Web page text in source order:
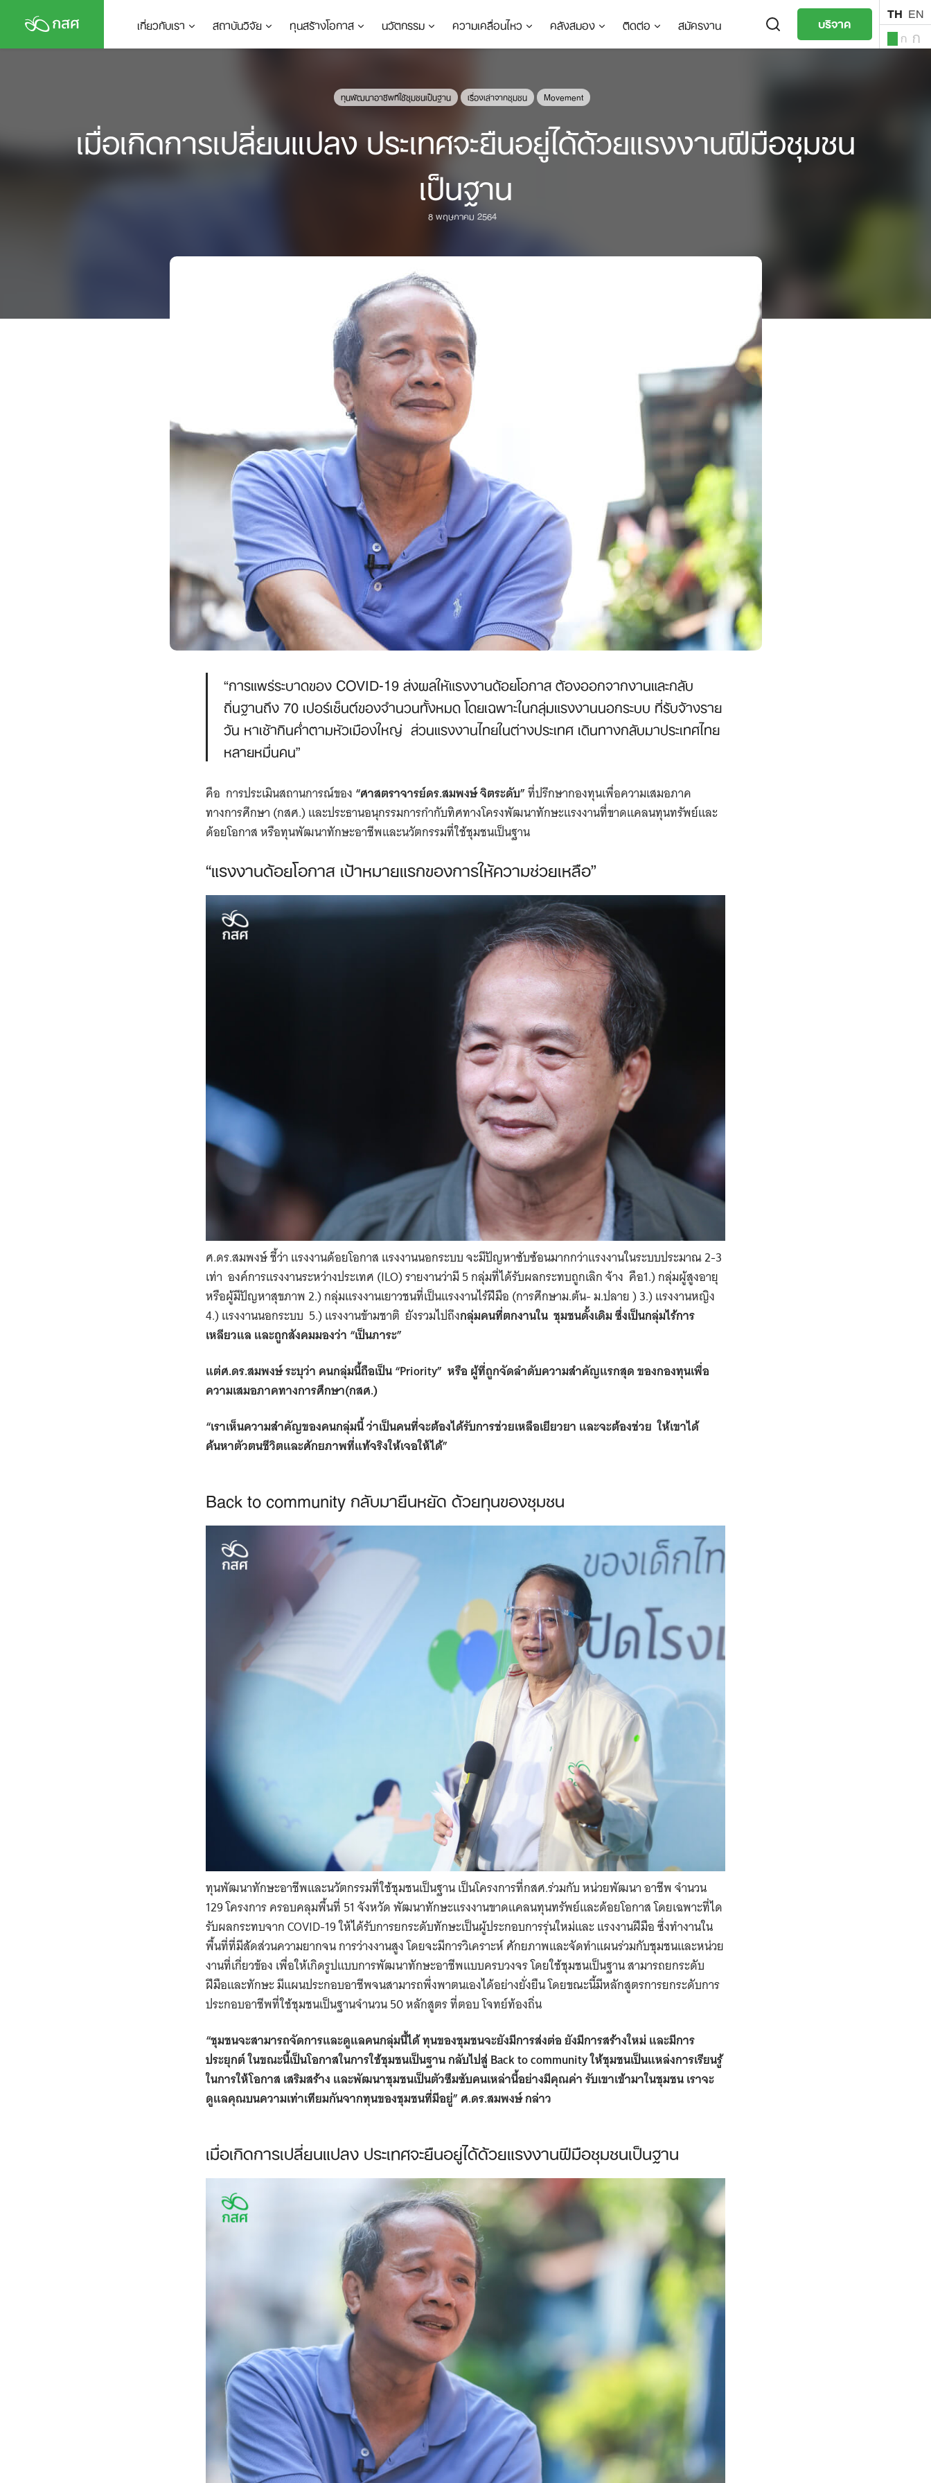
content
เกี่ยวกับเรา สถาบันวิจัย ทุนสร้างโอกาส นวัตกรรม ความเคลื่อนไหว คลังสมอง ติดต่อ สมัครงาน บริจาค TH EN
ก ก
ทุนพัฒนาอาชีพทีใช้ชุมชนเป็นฐาน เรื่องเล่าจากชุมชน Movement
เมื่อเกิดการเปลี่ยนแปลง ประเทศจะยืนอยู่ได้ด้วยแรงงานฝีมือชุมชน
เป็นฐาน
8 พฤษภาคม 2564
“การแพร่ระบาดของ COVID-19 ส่งผลให้แรงงานด้อยโอกาส ต้องออกจากงานและกลับ
ถิ่นฐานถึง 70 เปอร์เซ็นต์ของจำนวนทั้งหมด โดยเฉพาะในกลุ่มแรงงานนอกระบบ ที่รับจ้างราย
วัน หาเช้ากินค่ำตามหัวเมืองใหญ่ ส่วนแรงงานไทยในต่างประเทศ เดินทางกลับมาประเทศไทย
หลายหมื่นคน”
คือ การประเมินสถานการณ์ของ “ศาสตราจารย์ดร.สมพงษ์ จิตระดับ”ที่ปรึกษากองทุนเพื่อความเสมอภาค
ทางการศึกษา (กสศ.) และประธานอนุกรรมการกำกับทิศทางโครงพัฒนาทักษะแรงงานที่ขาดแคลนทุนทรัพย์และ
ด้อยโอกาส หรือทุนพัฒนาทักษะอาชีพและนวัตกรรมที่ใช้ชุมชนเป็นฐาน
“แรงงานด้อยโอกาส เป้าหมายแรกของการให้ความช่วยเหลือ”
ศ.ดร.สมพงษ์ ชี้ว่า แรงงานด้อยโอกาส แรงงานนอกระบบ จะมีปัญหาซับซ้อนมากกว่าแรงงานในระบบประมาณ 2-3
เท่า องค์การแรงงานระหว่างประเทศ (ILO) รายงานว่ามี 5 กลุ่มที่ได้รับผลกระทบถูกเลิก จ้าง คือ1.) กลุ่มผู้สูงอายุ
หรือผู้มีปัญหาสุขภาพ 2.) กลุ่มแรงงานเยาวชนที่เป็นแรงงานไร้ฝีมือ (การศึกษาม.ต้น- ม.ปลาย ) 3.) แรงงานหญิง
4.) แรงงานนอกระบบ 5.) แรงงานข้ามชาติ ยังรวมไปถึงกลุ่มคนที่ตกงานใน ชุมชนดั้งเดิม ซึ่งเป็นกลุ่มไร้การ
เหลียวแล และถูกสังคมมองว่า “เป็นภาระ”
แต่ศ.ดร.สมพงษ์ ระบุว่า คนกลุ่มนี้ถือเป็น “Priority” หรือ ผู้ที่ถูกจัดลำดับความสำคัญแรกสุด ของกองทุนเพื่อ
ความเสมอภาคทางการศึกษา(กสศ.)
“เราเห็นความสำคัญของคนกลุ่มนี้ ว่าเป็นคนที่จะต้องได้รับการช่วยเหลือเยียวยา และจะต้องช่วย ให้เขาได้
ค้นหาตัวตนชีวิตและศักยภาพที่แท้จริงให้เจอให้ได้”
Back to community กลับมายืนหยัด ด้วยทุนของชุมชน
ทุนพัฒนาทักษะอาชีพและนวัตกรรมที่ใช้ชุมชนเป็นฐาน เป็นโครงการที่กสศ.ร่วมกับ หน่วยพัฒนา อาชีพ จำนวน
129 โครงการ ครอบคลุมพื้นที่ 51 จังหวัดพัฒนาทักษะแรงงานขาดแคลนทุนทรัพย์และด้อยโอกาส โดยเฉพาะที่ได
รับผลกระทบจาก COVID-19 ให้ได้รับการยกระดับทักษะเป็นผู้ประกอบการรุ่นใหม่และ แรงงานฝีมือ ซึ่งทำงานใน
พื้นที่ที่มีสัดส่วนความยากจน การว่างงานสูง โดยจะมีการวิเคราะห์ ศักยภาพและจัดทำแผนร่วมกับชุมชนและหน่วย
งานที่เกี่ยวข้อง เพื่อให้เกิดรูปแบบการพัฒนาทักษะอาชีพแบบครบวงจร โดยใช้ชุมชนเป็นฐาน สามารถยกระดับ
ฝีมือและทักษะ มีแผนประกอบอาชีพจนสามารถพึ่งพาตนเองได้อย่างยั่งยืน โดยขณะนี้มีหลักสูตรการยกระดับการ
ประกอบอาชีพที่ใช้ชุมชนเป็นฐานจำนวน 50 หลักสูตร ที่ตอบ โจทย์ท้องถิ่น
“ชุมชนจะสามารถจัดการและดูแลคนกลุ่มนี้ได้ ทุนของชุมชนจะยังมีการส่งต่อ ยังมีการสร้างใหม่ และมีการ
ประยุกต์ ในขณะนี้เป็นโอกาสในการใช้ชุมชนเป็นฐาน กลับไปสู่ Back to community ให้ชุมชนเป็นแหล่งการเรียนรู้
ในการให้โอกาส เสริมสร้าง และพัฒนาชุมชนเป็นตัวซึมซับคนเหล่านี้อย่างมีคุณค่า รับเขาเข้ามาในชุมชน เราจะ
ดูแลคุณบนความเท่าเทียมกันจากทุนของชุมชนที่มีอยู่” ศ.ดร.สมพงษ์ กล่าว
เมื่อเกิดการเปลี่ยนแปลง ประเทศจะยืนอยู่ได้ด้วยแรงงานฝีมือชุมชนเป็นฐาน